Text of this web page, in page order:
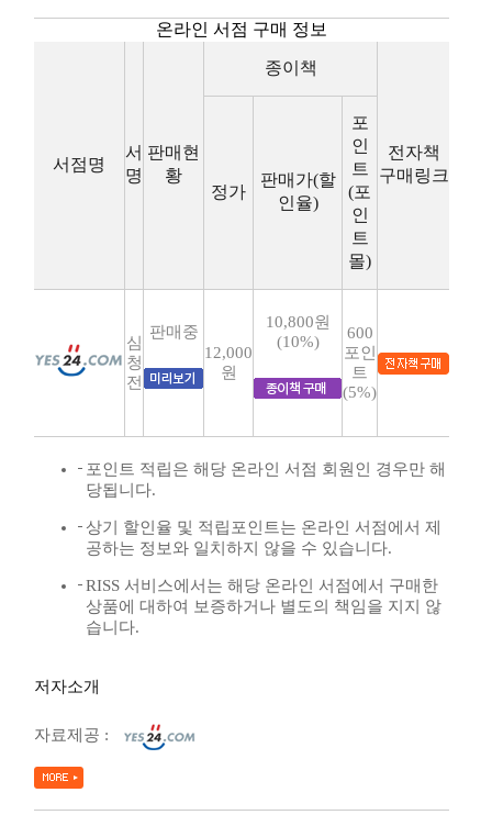
온라인 서점 구매 정보
서점명
서
명
판매현
황
종이책
전자책
구매링크
정가
판매가(할
인율)
포
인
트
(포
인
트
몰)
심
청
전
판매중
12,000
원
10,800원
(10%)
600
포인
트
(5%)
포인트 적립은 해당 온라인 서점 회원인 경우만 해
당됩니다.
상기 할인율 및 적립포인트는 온라인 서점에서 제
공하는 정보와 일치하지 않을 수 있습니다.
RISS 서비스에서는 해당 온라인 서점에서 구매한
상품에 대하여 보증하거나 별도의 책임을 지지 않
습니다.
저자소개
자료제공 :